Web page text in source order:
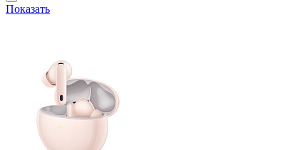
Показать